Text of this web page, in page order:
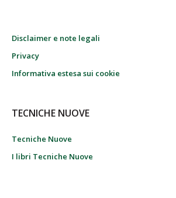
Disclaimer e note legali
Privacy
Informativa estesa sui cookie
TECNICHE NUOVE
Tecniche Nuove
I libri Tecniche Nuove